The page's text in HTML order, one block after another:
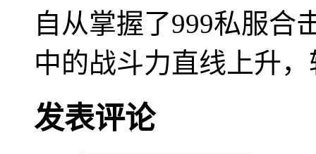
自从掌握了999私服合
中的战斗力直线上升
发表评论